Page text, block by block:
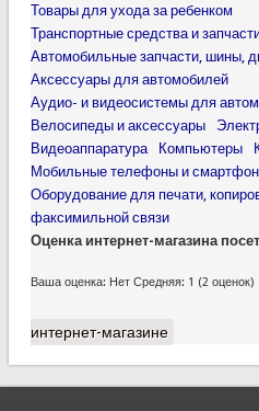
Товары для ухода за ребенком
Транспортные средства и
Автомобильные запчасти, шины,
Аксессуары для автомобилей
Аудио- и видеосистемы для
Велосипеды и аксессуары
Видеоаппаратура
Компьютеры
Мобильные телефоны и
Оборудование для печати,
факсимильной связи
Оценка интернет-магазина
Ваша оценка: Нет Средняя: 1 (2оценок)
интернет-магазине